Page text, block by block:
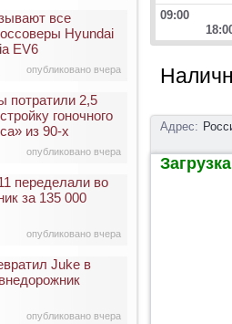
опубликовано вчера
все
Hyundai
EV6
опубликовано вчера
потратили 2,5
гоночного
из 90-х
опубликовано вчера
переделали во
за 135 000
опубликовано вчера
Juke в
09:00
Адрес: